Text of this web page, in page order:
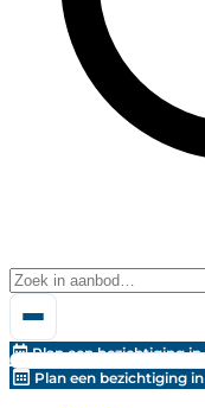
Plan een bezichtiging in
Plan een bezichtiging in